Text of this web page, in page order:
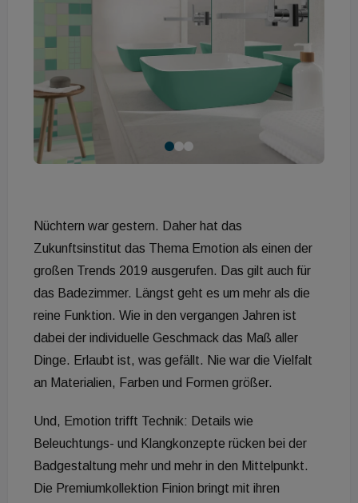
Nüchtern war gestern. Daher hat das
Zukunftsinstitut das Thema Emotion als einen der
großen Trends 2019 ausgerufen. Das gilt auch für
das Badezimmer. Längst geht es um mehr als die
reine Funktion. Wie in den vergangen Jahren ist
dabei der individuelle Geschmack das Maß aller
Dinge. Erlaubt ist, was gefällt. Nie war die Vielfalt
an Materialien, Farben und Formen größer.
Und, Emotion trifft Technik: Details wie
Beleuchtungs- und Klangkonzepte rücken bei der
Badgestaltung mehr und mehr in den Mittelpunkt.
Die Premiumkollektion Finion bringt mit ihren